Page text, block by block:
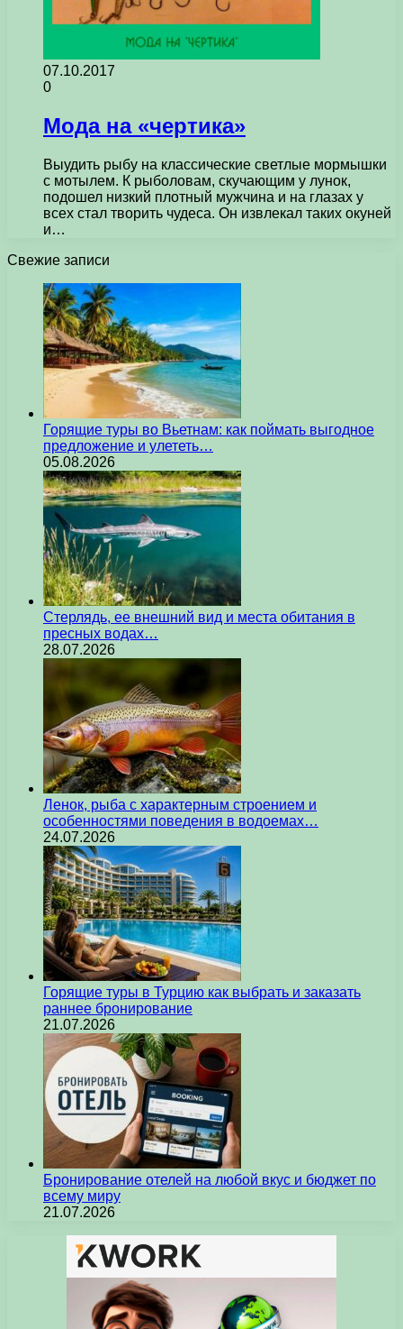
07.10.2017
0
Мода на «чертика»
Выудить рыбу на классические светлые мормышки
с мотылем. К рыболовам, скучающим у лунок,
подошел низкий плотный мужчина и на глазах у
всех стал творить чудеса. Он извлекал таких окуней
и…
Свежие записи
Горящие туры во Вьетнам: как поймать выгодное
предложение и улететь…
05.08.2026
Стерлядь, ее внешний вид и места обитания в
пресных водах…
28.07.2026
Ленок, рыба с характерным строением и
особенностями поведения в водоемах…
24.07.2026
Горящие туры в Турцию как выбрать и заказать
раннее бронирование
21.07.2026
Бронирование отелей на любой вкус и бюджет по
всему миру
21.07.2026